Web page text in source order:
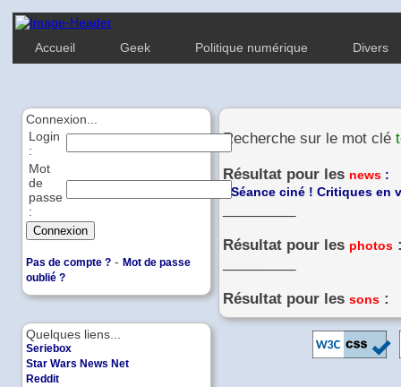
Accueil Geek Politique numérique Divers
Quelques liens...
Seriebox
Star Wars News Net
Reddit
Connexion...
Login
:
Mot
de
passe
:
Pas de compte ? - Mot de passe
oublié ?
Recherche sur le mot clé
Résultat pour les news :
Séance ciné ! Critiques en
Résultat pour les photos
Résultat pour les sons :